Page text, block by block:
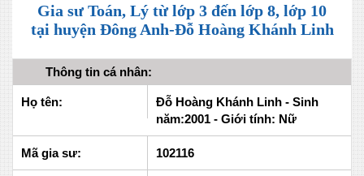
Gia sư Toán, Lý từ lớp 3 đến lớp 8, lớp 10
tại huyện Đông Anh-Đỗ Hoàng Khánh Linh
Thông tin cá nhân:
Họ tên:
Đỗ Hoàng Khánh Linh - Sinh
năm:2001 - Giới tính: Nữ
Mã gia sư: 102116